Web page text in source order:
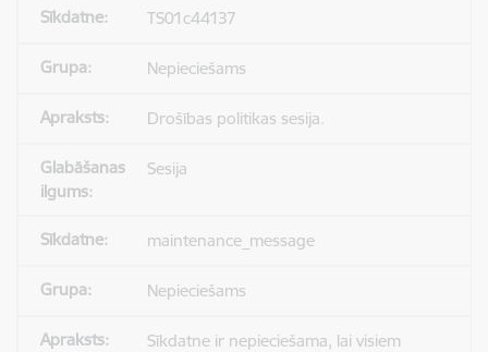
TS01c44137
Nepieciešams
Drošības politikas sesija.
Sesija
maintenance_message
Nepieciešams
Sīkdatne ir nepieciešama, lai visiem